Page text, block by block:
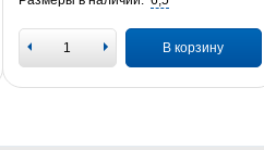
В корзину